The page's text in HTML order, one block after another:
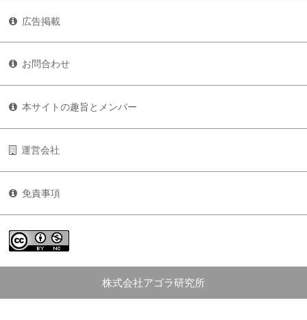
広告掲載
お問合わせ
本サイトの趣旨とメンバー
運営会社
免責事項
株式会社アゴラ研究所